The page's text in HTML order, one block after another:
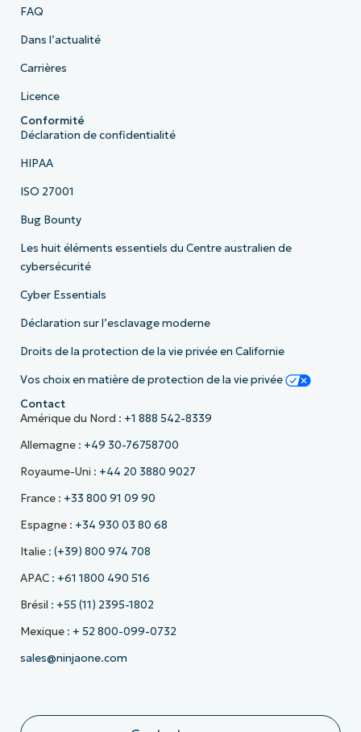
FAQ
Dans l’actualité
Carrières
Licence
Conformité
Déclaration de confidentialité
HIPAA
ISO 27001
Bug Bounty
Les huit éléments essentiels du Centre australien de
cybersécurité
Cyber Essentials
Déclaration sur l’esclavage moderne
Droits de la protection de la vie privée en Californie
Vos choix en matière de protection de la vie privée
Contact
Amérique du Nord : +1 888 542-8339
Allemagne : +49 30-76758700
Royaume-Uni : +44 20 3880 9027
France : +33 800 91 09 90
Espagne : +34 930 03 80 68
Italie : (+39) 800 974 708
APAC : +61 1800 490 516
Brésil : +55 (11) 2395-1802
Mexique : + 52 800-099-0732
sales@ninjaone.com